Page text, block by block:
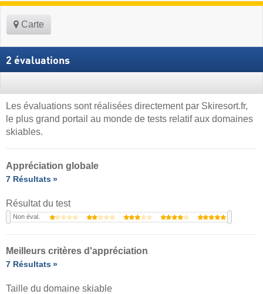
Carte
2 évaluations
Les évaluations sont réalisées directement par Skiresort.fr,
le plus grand portail au monde de tests relatif aux domaines
skiables.
Appréciation globale
7 Résultats
Résultat du test
Non éval.
Meilleurs critères d'appréciation
7 Résultats
Taille du domaine skiable